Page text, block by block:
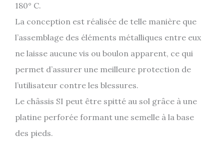
180° C.
La conception est réalisée de telle manière que
l’assemblage des éléments métalliques entre eux
ne laisse aucune vis ou boulon apparent, ce qui
permet d’assurer une meilleure protection de
l’utilisateur contre les blessures.
Le châssis SI peut être spitté au sol grâce à une
platine perforée formant une semelle à la base
des pieds.